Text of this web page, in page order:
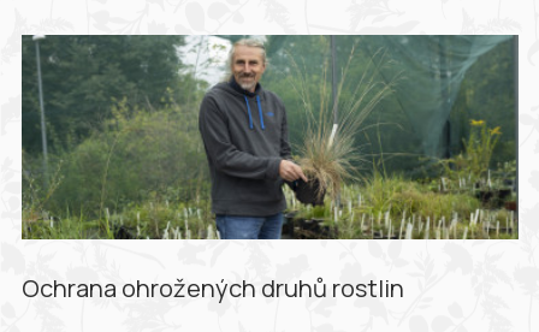
Ochrana ohrožených druhů rostlin